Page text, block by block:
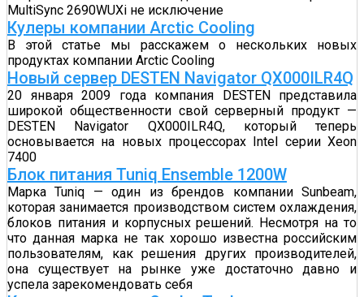
MultiSync 2690WUXi не исключение
Кулеры компании Arctic Cooling
В этой статье мы расскажем о нескольких новых
продуктах компании Arctic Cooling
Новый сервер DESTEN Navigator QX000ILR4Q
20 января 2009 года компания DESTEN представила
широкой общественности свой серверный продукт —
DESTEN Navigator QX000ILR4Q, который теперь
основывается на новых процессорах Intel серии Xeon
7400
Блок питания Tuniq Ensemble 1200W
Марка Tuniq — один из брендов компании Sunbeam,
которая занимается производством систем охлаждения,
блоков питания и корпусных решений. Несмотря на то
что данная марка не так хорошо известна российским
пользователям, как решения других производителей,
она существует на рынке уже достаточно давно и
успела зарекомендовать себя